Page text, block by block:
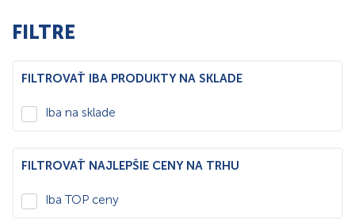
FILTRE
FILTROVAŤ IBA PRODUKTY NA SKLADE
Iba na sklade
FILTROVAŤ NAJLEPŠIE CENY NA TRHU
Iba TOP ceny